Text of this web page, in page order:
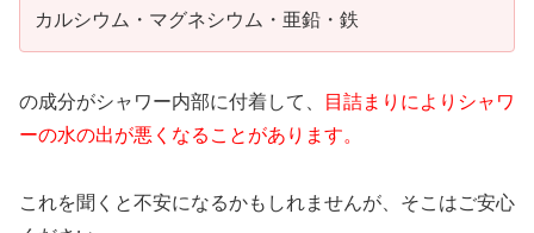
カルシウム・マグネシウム・亜鉛・鉄
の成分がシャワー内部に付着して、
目詰まりによりシャワ
ーの水の出が悪くなることがあります。
これを聞くと不安になるかもしれませんが、そこはご安心